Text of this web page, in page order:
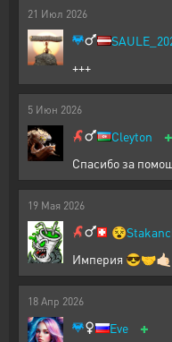
21 Июл 2026
+++
5 Июн 2026
Cleyton +
Спасибо за
19 Мая 2026
😵
Империя 😎🤝🤙🏻
18 Апр 2026
Eve +